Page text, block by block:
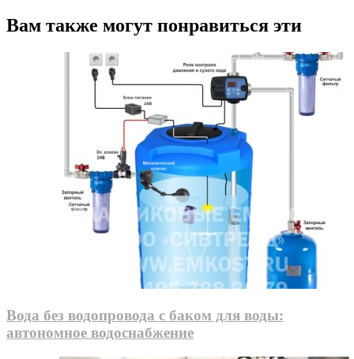
Вам также могут понравиться эти
Вода без водопровода с баком для воды:
автономное водоснабжение